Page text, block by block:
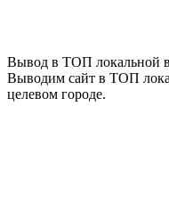
Вывод в ТОП локальной
Выводим сайт в ТОП
целевом городе.